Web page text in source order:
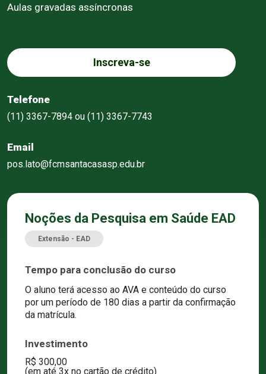
Aulas gravadas assíncronas
Inscreva-se
Telefone
(11) 3367-7894 ou (11) 3367-7743
Email
pos.lato@fcmsantacasasp.edu.br
Noções da Pesquisa em Saúde EAD
Extensão - EAD
Tempo para conclusão do curso
O aluno terá acesso ao AVA e conteúdo do curso
por um período de 180 dias a partir da confirmação
da matrícula.
Investimento
R$ 300,00
(em até 3x no cartão de crédito)